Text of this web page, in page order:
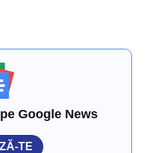
Google News
TE